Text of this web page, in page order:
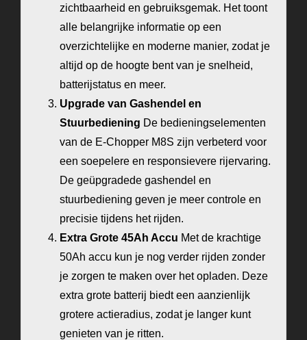
zichtbaarheid en gebruiksgemak. Het toont
alle belangrijke informatie op een
overzichtelijke en moderne manier, zodat je
altijd op de hoogte bent van je snelheid,
batterijstatus en meer.
Upgrade van Gashendel en
Stuurbediening De bedieningselementen
van de E-Chopper M8S zijn verbeterd voor
een soepelere en responsievere rijervaring.
De geüpgradede gashendel en
stuurbediening geven je meer controle en
precisie tijdens het rijden.
Extra Grote 45Ah Accu Met de krachtige
50Ah accu kun je nog verder rijden zonder
je zorgen te maken over het opladen. Deze
extra grote batterij biedt een aanzienlijk
grotere actieradius, zodat je langer kunt
genieten van je ritten.